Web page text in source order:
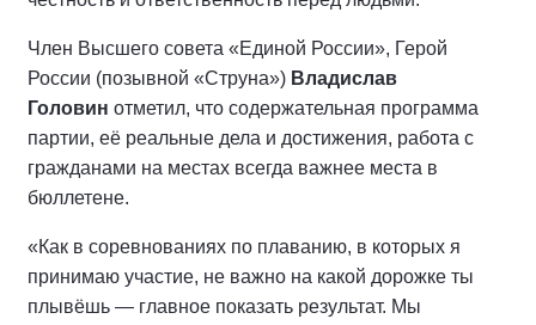
Член Высшего совета «Единой России», Герой
России (позывной «Струна») Владислав
Головин отметил, что содержательная программа
партии, её реальные дела и достижения, работа с
гражданами на местах всегда важнее места в
бюллетене.
«Как в соревнованиях по плаванию, в которых я
принимаю участие, не важно на какой дорожке ты
плывёшь — главное показать результат. Мы